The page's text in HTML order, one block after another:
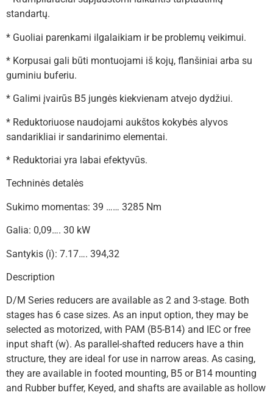
standartų.
* Guoliai parenkami ilgalaikiam ir be problemų veikimui.
* Korpusai gali būti montuojami iš kojų, flanšiniai arba su
guminiu buferiu.
* Galimi įvairūs B5 jungės kiekvienam atvejo dydžiui.
* Reduktoriuose naudojami aukštos kokybės alyvos
sandarikliai ir sandarinimo elementai.
* Reduktoriai yra labai efektyvūs.
Techninės detalės
Sukimo momentas: 39 …… 3285 Nm
Galia: 0,09…. 30 kW
Santykis (i): 7.17…. 394,32
Description
D/M Series reducers are available as 2 and 3-stage. Both
stages has 6 case sizes. As an input option, they may be
selected as motorized, with PAM (B5-B14) and IEC or free
input shaft (w). As parallel-shafted reducers have a thin
structure, they are ideal for use in narrow areas. As casing,
they are available in footed mounting, B5 or B14 mounting
and Rubber buffer, Keyed, and shafts are available as hollow